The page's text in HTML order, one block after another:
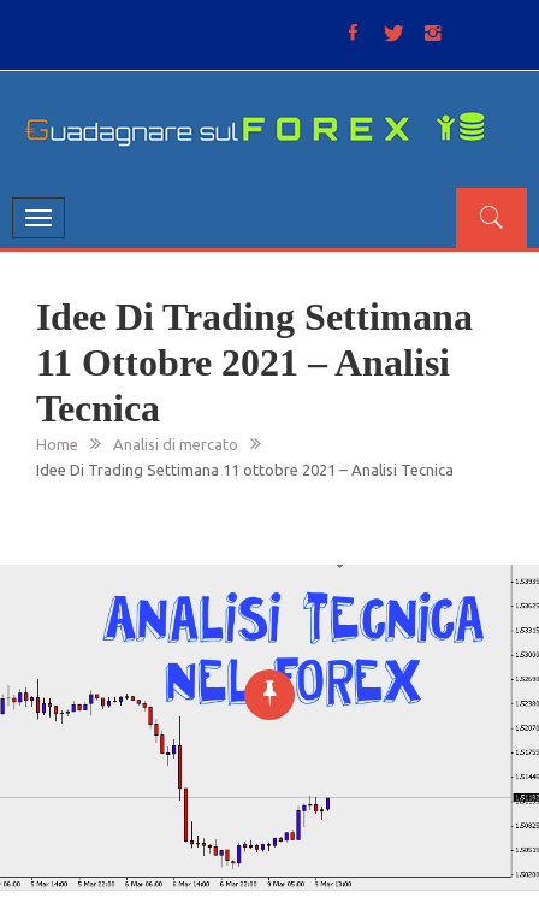
Toggle
navigation
Idee Di Trading Settimana
11 Ottobre 2021 – Analisi
Tecnica
Home
Analisi di mercato
Idee Di Trading Settimana 11 ottobre 2021 – Analisi Tecnica